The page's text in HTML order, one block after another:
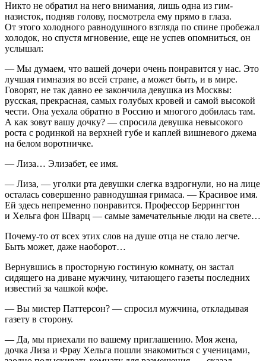
Никто не обратил на него внимания, лишь одна из гим­
назисток, подняв голову, посмотрела ему прямо в глаза.
От этого холодного равнодушного взгляда по спине пробежал
холодок, но спустя мгновение, еще не успев опомниться, он
услышал:
— Мы думаем, что вашей дочери очень понравится у нас. Это
лучшая гимназия во всей стране, а может быть, и в мире.
Говорят, не так давно ее закончила девушка из Мо­сквы:
русская, прекрасная, самых голубых кровей и самой высокой
чести. Она уехала обратно в Россию и многого добилась там.
А как зовут вашу дочку? — спросила девуш­ка невысокого
роста с родинкой на верхней губе и каплей вишневого джема
на белом воротничке.
— Лиза… Элизабет, ее имя.
— Лиза, — уголки рта девушки слегка вздрогнули, но на лице
осталась совершенно равнодушная гримаса. — Краси­вое имя.
Ей здесь непременно понравится. Профессор Бер­рингтон
и Хельга фон Шварц — самые замечательные люди на свете…
Почему-то от всех этих слов на душе отца не стало лег­че.
Быть может, даже наоборот…
Вернувшись в просторную гостиную комнату, он застал
сидящего на диване мужчину, читающего газеты послед­них
известий за чашкой кофе.
— Вы мистер Паттерсон? — спросил мужчина, отклады­вая
газету в сторону.
— Да, мы приехали по вашему приглашению. Моя жена,
дочка Лиза и Фрау Хельга пошли знакомиться с ученица­ми,